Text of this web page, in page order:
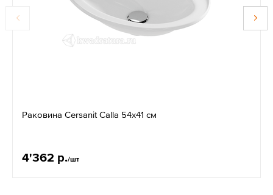
Раковина Cersanit Calla 54x41 см
4'362 р./шт